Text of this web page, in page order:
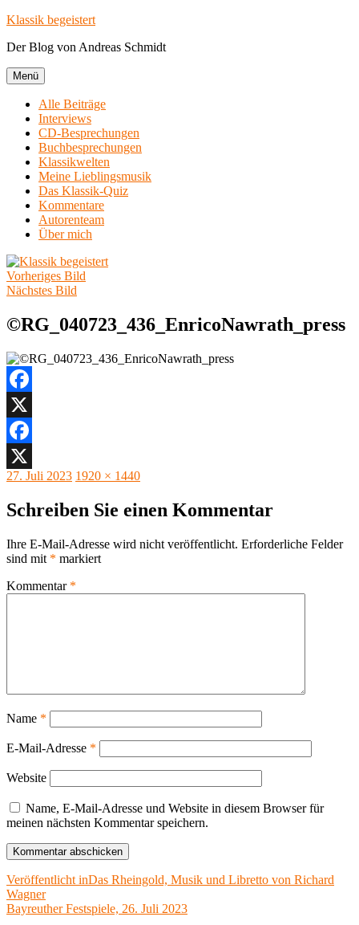
Zum
springen
Klassik begeistert
Der Blog von Andreas Schmidt
Menü
Alle Beiträge
Interviews
CD-Besprechungen
Buchbesprechungen
Klassikwelten
Meine Lieblingsmusik
Das Klassik-Quiz
Kommentare
Autorenteam
Über mich
Vorheriges Bild
Nächstes Bild
©RG_040723_436_EnricoNawrath_press
Facebook
X
Facebook
X
Veröffentlicht
27. Juli 2023 Originalgröße
1920 × 1440
Schreiben Sie einen Kommentar
Ihre E-Mail-Adresse wird nicht veröffentlicht. Erforderliche Felder
sind mit * markiert
Kommentar *
Name *
E-Mail-Adresse *
Website
Name, E-Mail-Adresse und Website in diesem Browser für
meinen nächsten Kommentar speichern.
Beitragsnavigation
Veröffentlicht inDas Rheingold, Musik und Libretto von Richard
Wagner
Bayreuther Festspiele, 26. Juli 2023